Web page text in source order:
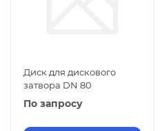
Диск для дискового
затвора DN 80
По запросу